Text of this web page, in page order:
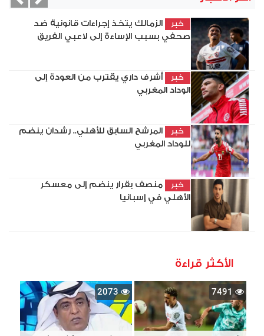
خبر
الزمالك يتخذ إجراءات قانونية ضد
صحفي بسبب الإساءة إلى لاعبي الفريق
خبر
أشرف داري يقترب من العودة إلى
الوداد المغربي
خبر
المرشح السابق للأهلي.. رشدان ينضم
للوداد المغربي
خبر
منصف بقرار ينضم إلى معسكر
الأهلي في إسبانيا
Next
الأكثر قراءة
7491
2073